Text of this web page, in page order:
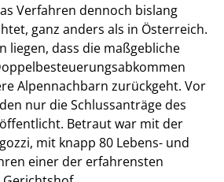
Verfahren dennoch bislang
ganz anders als in Österreich.
liegen, dass die maßgebliche
Alpennachbarn zurückgeht. Vor
nur die Schlussanträge des
Betraut war mit der
mit knapp 80 Lebens- und
einer der erfahrensten